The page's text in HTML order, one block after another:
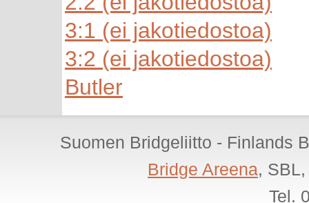
3:1 (ei jakotiedostoa)
3:2 (ei jakotiedostoa)
Butler
Suomen Bridgeliitto - Finlands
Bridge Areena,
Tel.